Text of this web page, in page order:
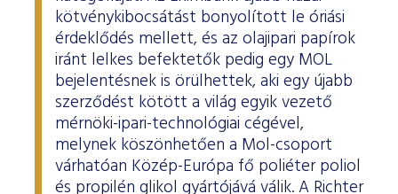
kötvénykibocsátást bonyolított le óriási
érdeklődés mellett, és az olajipari papírok
iránt lelkes befektetők pedig egy MOL
bejelentésnek is örülhettek, aki egy újabb
szerződést kötött a világ egyik vezető
mérnöki-ipari-technológiai cégével,
melynek köszönhetően a Mol-csoport
várhatóan Közép-Európa fő poliéter poliol
és propilén glikol gyártójává válik. A Richter